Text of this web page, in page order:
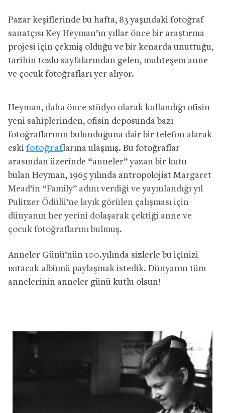
Pazar keşiflerinde bu hafta, 83 yaşındaki fotoğraf
sanatçısı Key Heyman’ın yıllar önce bir araştırma
projesi için çekmiş olduğu ve bir kenarda unuttuğu,
tarihin tozlu sayfalarından gelen, muhteşem anne
ve çocuk fotoğrafları yer alıyor.
Heyman, daha önce stüdyo olarak kullandığı ofisin
yeni sahiplerinden, ofisin deposunda bazı
fotoğraflarının bulunduğuna dair bir telefon alarak
eski fotoğraflarına ulaşmış. Bu fotoğraflar
arasından üzerinde “anneler” yazan bir kutu
bulan Heyman, 1965 yılında antropolojist Margaret
Mead’in “Family” adını verdiği ve yayınlandığı yıl
Pulitzer Ödülü’ne layık görülen çalışması için
dünyanın her yerini dolaşarak çektiği anne ve
çocuk fotoğraflarını bulmuş.
Anneler Günü’nün 100.yılında sizlerle bu içinizi
ısıtacak albümü paylaşmak istedik. Dünyanın tüm
annelerinin anneler günü kutlu olsun!